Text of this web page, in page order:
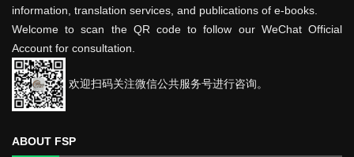
information, translation services, and publications of e-books.
Welcome to scan the QR code to follow our WeChat Official
Account for consultation.
欢迎扫码关注微信公共服务号进行咨询。
ABOUT FSP